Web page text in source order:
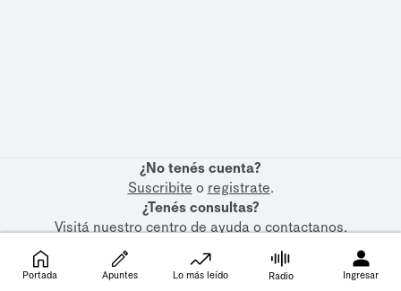
¿No tenés cuenta?
Suscribite o registrate.
¿Tenés consultas?
Visitá nuestrocentro de ayudaocontactanos.
Portada Apuntes Lo más leído Radio Ingresar